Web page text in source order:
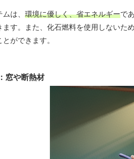
は、 環境に優しく、省エネルギーで
す。また、化石燃料を使用しないた
ができます。
窓や断熱材